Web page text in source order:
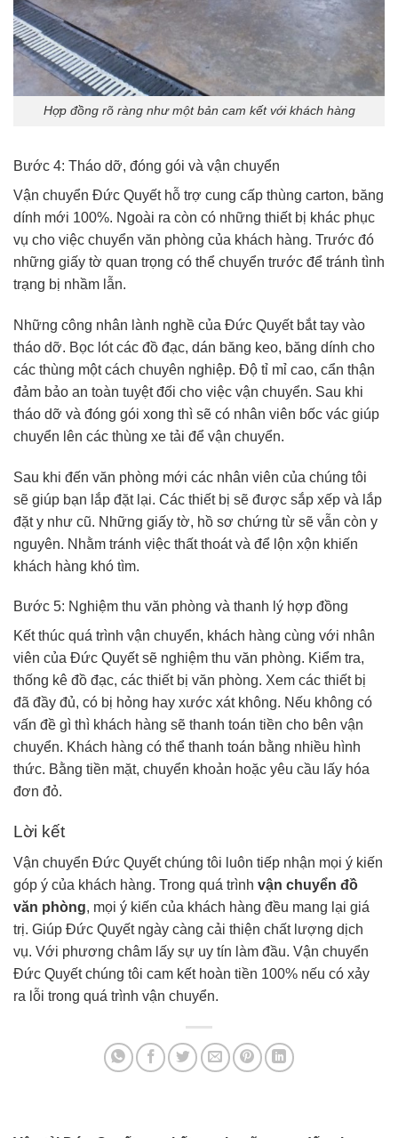
Hợp đồng rõ ràng như một bản cam kết với khách hàng
Bước 4: Tháo dỡ, đóng gói và vận chuyển
Vận chuyển Đức Quyết hỗ trợ cung cấp thùng carton, băng
dính mới 100%. Ngoài ra còn có những thiết bị khác phục
vụ cho việc chuyển văn phòng của khách hàng. Trước đó
những giấy tờ quan trọng có thể chuyển trước để tránh tình
trạng bị nhầm lẫn.
Những công nhân lành nghề của Đức Quyết bắt tay vào
tháo dỡ. Bọc lót các đồ đạc, dán băng keo, băng dính cho
các thùng một cách chuyên nghiệp. Độ tỉ mỉ cao, cẩn thận
đảm bảo an toàn tuyệt đối cho việc vận chuyển. Sau khi
tháo dỡ và đóng gói xong thì sẽ có nhân viên bốc vác giúp
chuyển lên các thùng xe tải để vận chuyển.
Sau khi đến văn phòng mới các nhân viên của chúng tôi
sẽ giúp bạn lắp đặt lại. Các thiết bị sẽ được sắp xếp và lắp
đặt y như cũ. Những giấy tờ, hồ sơ chứng từ sẽ vẫn còn y
nguyên. Nhằm tránh việc thất thoát và để lộn xộn khiến
khách hàng khó tìm.
Bước 5: Nghiệm thu văn phòng và thanh lý hợp đồng
Kết thúc quá trình vận chuyển, khách hàng cùng với nhân
viên của Đức Quyết sẽ nghiệm thu văn phòng. Kiểm tra,
thống kê đồ đạc, các thiết bị văn phòng. Xem các thiết bị
đã đầy đủ, có bị hỏng hay xước xát không. Nếu không có
vấn đề gì thì khách hàng sẽ thanh toán tiền cho bên vận
chuyển. Khách hàng có thể thanh toán bằng nhiều hình
thức. Bằng tiền mặt, chuyển khoản hoặc yêu cầu lấy hóa
đơn đỏ.
Lời kết
Vận chuyển Đức Quyết chúng tôi luôn tiếp nhận mọi ý kiến
góp ý của khách hàng. Trong quá trình vận chuyển đồ
văn phòng, mọi ý kiến của khách hàng đều mang lại giá
trị. Giúp Đức Quyết ngày càng cải thiện chất lượng dịch
vụ. Với phương châm lấy sự uy tín làm đầu. Vận chuyển
Đức Quyết chúng tôi cam kết hoàn tiền 100% nếu có xảy
ra lỗi trong quá trình vận chuyển.